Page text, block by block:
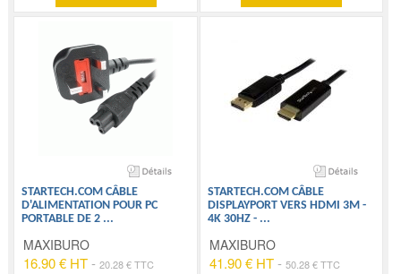
STARTECH.COM CÂBLE
D'ALIMENTATION POUR PC
PORTABLE DE 2 ...
MAXIBURO
16.90 € HT -20.28 € TTC
STARTECH.COM CÂBLE
DISPLAYPORT VERS HDMI 3M -
4K 30HZ - ...
MAXIBURO
41.90 € HT- 50.28 € TTC